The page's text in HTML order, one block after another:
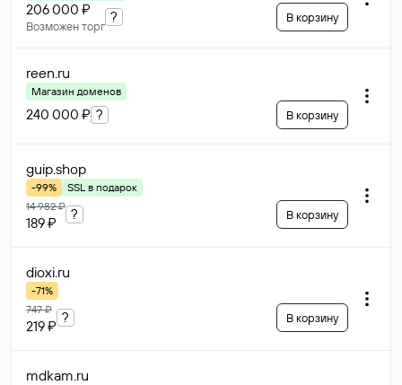
206 000 ₽
Возможен торг
? В корзину
reen.ru
Магазин доменов
240 000 ₽ ? В корзину
guip.shop
-99%
SSL в подарок
14 982 ₽
189 ₽
? В корзину
dioxi.ru
-71%
747 ₽
219 ₽
? В корзину
mdkam.ru